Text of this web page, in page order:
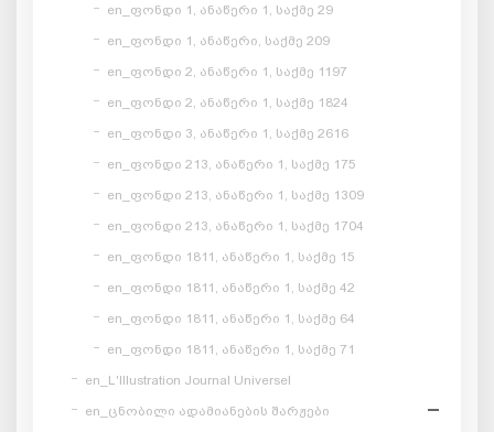
en_ფონდი 1, ანაწერი 1, საქმე 29
en_ფონდი 1, ანაწერი, საქმე 209
en_ფონდი 2, ანაწერი 1, საქმე 1197
en_ფონდი 2, ანაწერი 1, საქმე 1824
en_ფონდი 3, ანაწერი 1, საქმე 2616
en_ფონდი 213, ანაწერი 1, საქმე 175
en_ფონდი 213, ანაწერი 1, საქმე 1309
en_ფონდი 213, ანაწერი 1, საქმე 1704
en_ფონდი 1811, ანაწერი 1, საქმე 15
en_ფონდი 1811, ანაწერი 1, საქმე 42
en_ფონდი 1811, ანაწერი 1, საქმე 64
en_ფონდი 1811, ანაწერი 1, საქმე 71
en_L'Illustration Journal Universel
en_ცნობილი ადამიანების შარჟები